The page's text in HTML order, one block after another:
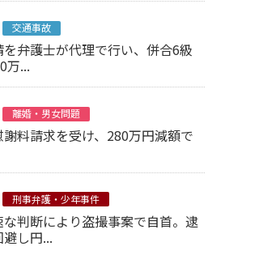
交通事故
弁護士が代理で行い、併合6級
万...
離婚・男女問題
料請求を受け、280万円減額で
刑事弁護・少年事件
判断により盗撮事案で自首。逮
し円...